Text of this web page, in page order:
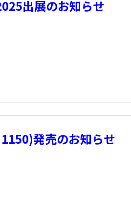
ンライト出展のお知らせ
発売のお知らせ